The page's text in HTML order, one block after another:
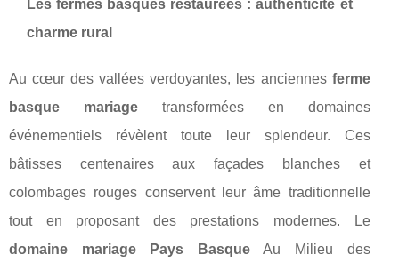
Les fermes basques restaurées : authenticité et
charme rural
Au cœur des vallées verdoyantes, les anciennes ferme
basque mariagetransformées en domaines
événementiels révèlent toute leur splendeur. Ces
bâtisses centenaires aux façades blanches et
colombages rouges conservent leur âme traditionnelle
tout en proposant des prestations modernes. Le
domaine mariage Pays BasqueAu Milieu des